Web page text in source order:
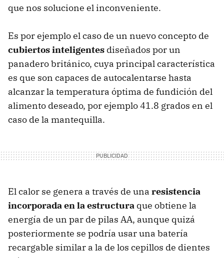
que nos solucione el inconveniente.
Es por ejemplo el caso de un nuevo concepto de
cubiertos inteligentes diseñados por un
panadero británico, cuya principal característica
es que son capaces de autocalentarse hasta
alcanzar la temperatura óptima de fundición del
alimento deseado, por ejemplo 41.8 grados en el
caso de la mantequilla.
El calor se genera a través de una resistencia
incorporada en la estructura que obtiene la
energía de un par de pilas AA, aunque quizá
posteriormente se podría usar una batería
recargable similar a la de los cepillos de dientes